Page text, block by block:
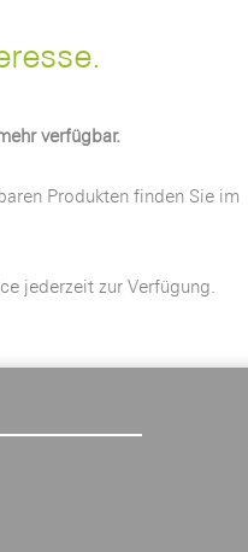
verfügbar.
Produkten finden Sie im
jederzeit zur Verfügung.